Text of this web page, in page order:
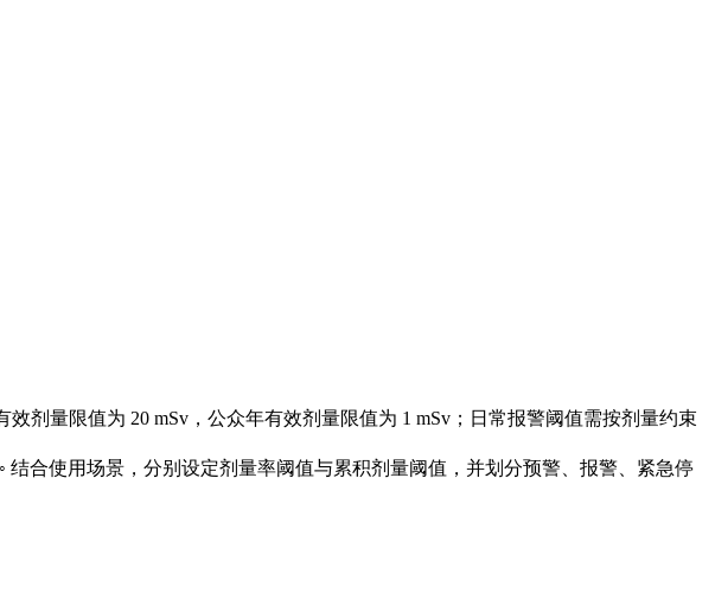
剂量限值为 20 mSv，公众年有效剂量限值为 1 mSv；日常报警阈值需按剂量约束
结合使用场景，分别设定剂量率阈值与累积剂量阈值，并划分预警、报警、紧急停